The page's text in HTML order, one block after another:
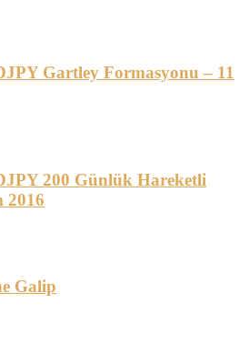
Gartley Formasyonu – 11
200 Günlük Hareketli
2016
Galip